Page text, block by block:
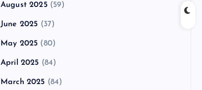
August 2025(59)
June 2025 (37)
May 2025 (80)
April 2025 (84)
March 2025 (84)